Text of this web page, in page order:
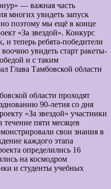
— важная часть
многих увидеть запуск
поэтому мы ещё в конце
«За звездой». Конкурс
теперь ребята-победители
увидеть старт ракеты-
и с таким
Глава Тамбовской области
области проходят
90-летия со дня
«За звездой» участники
течение пяти месяцев
свои знания в
каждого этапа
определились 16
на космодром
и студенты учебных